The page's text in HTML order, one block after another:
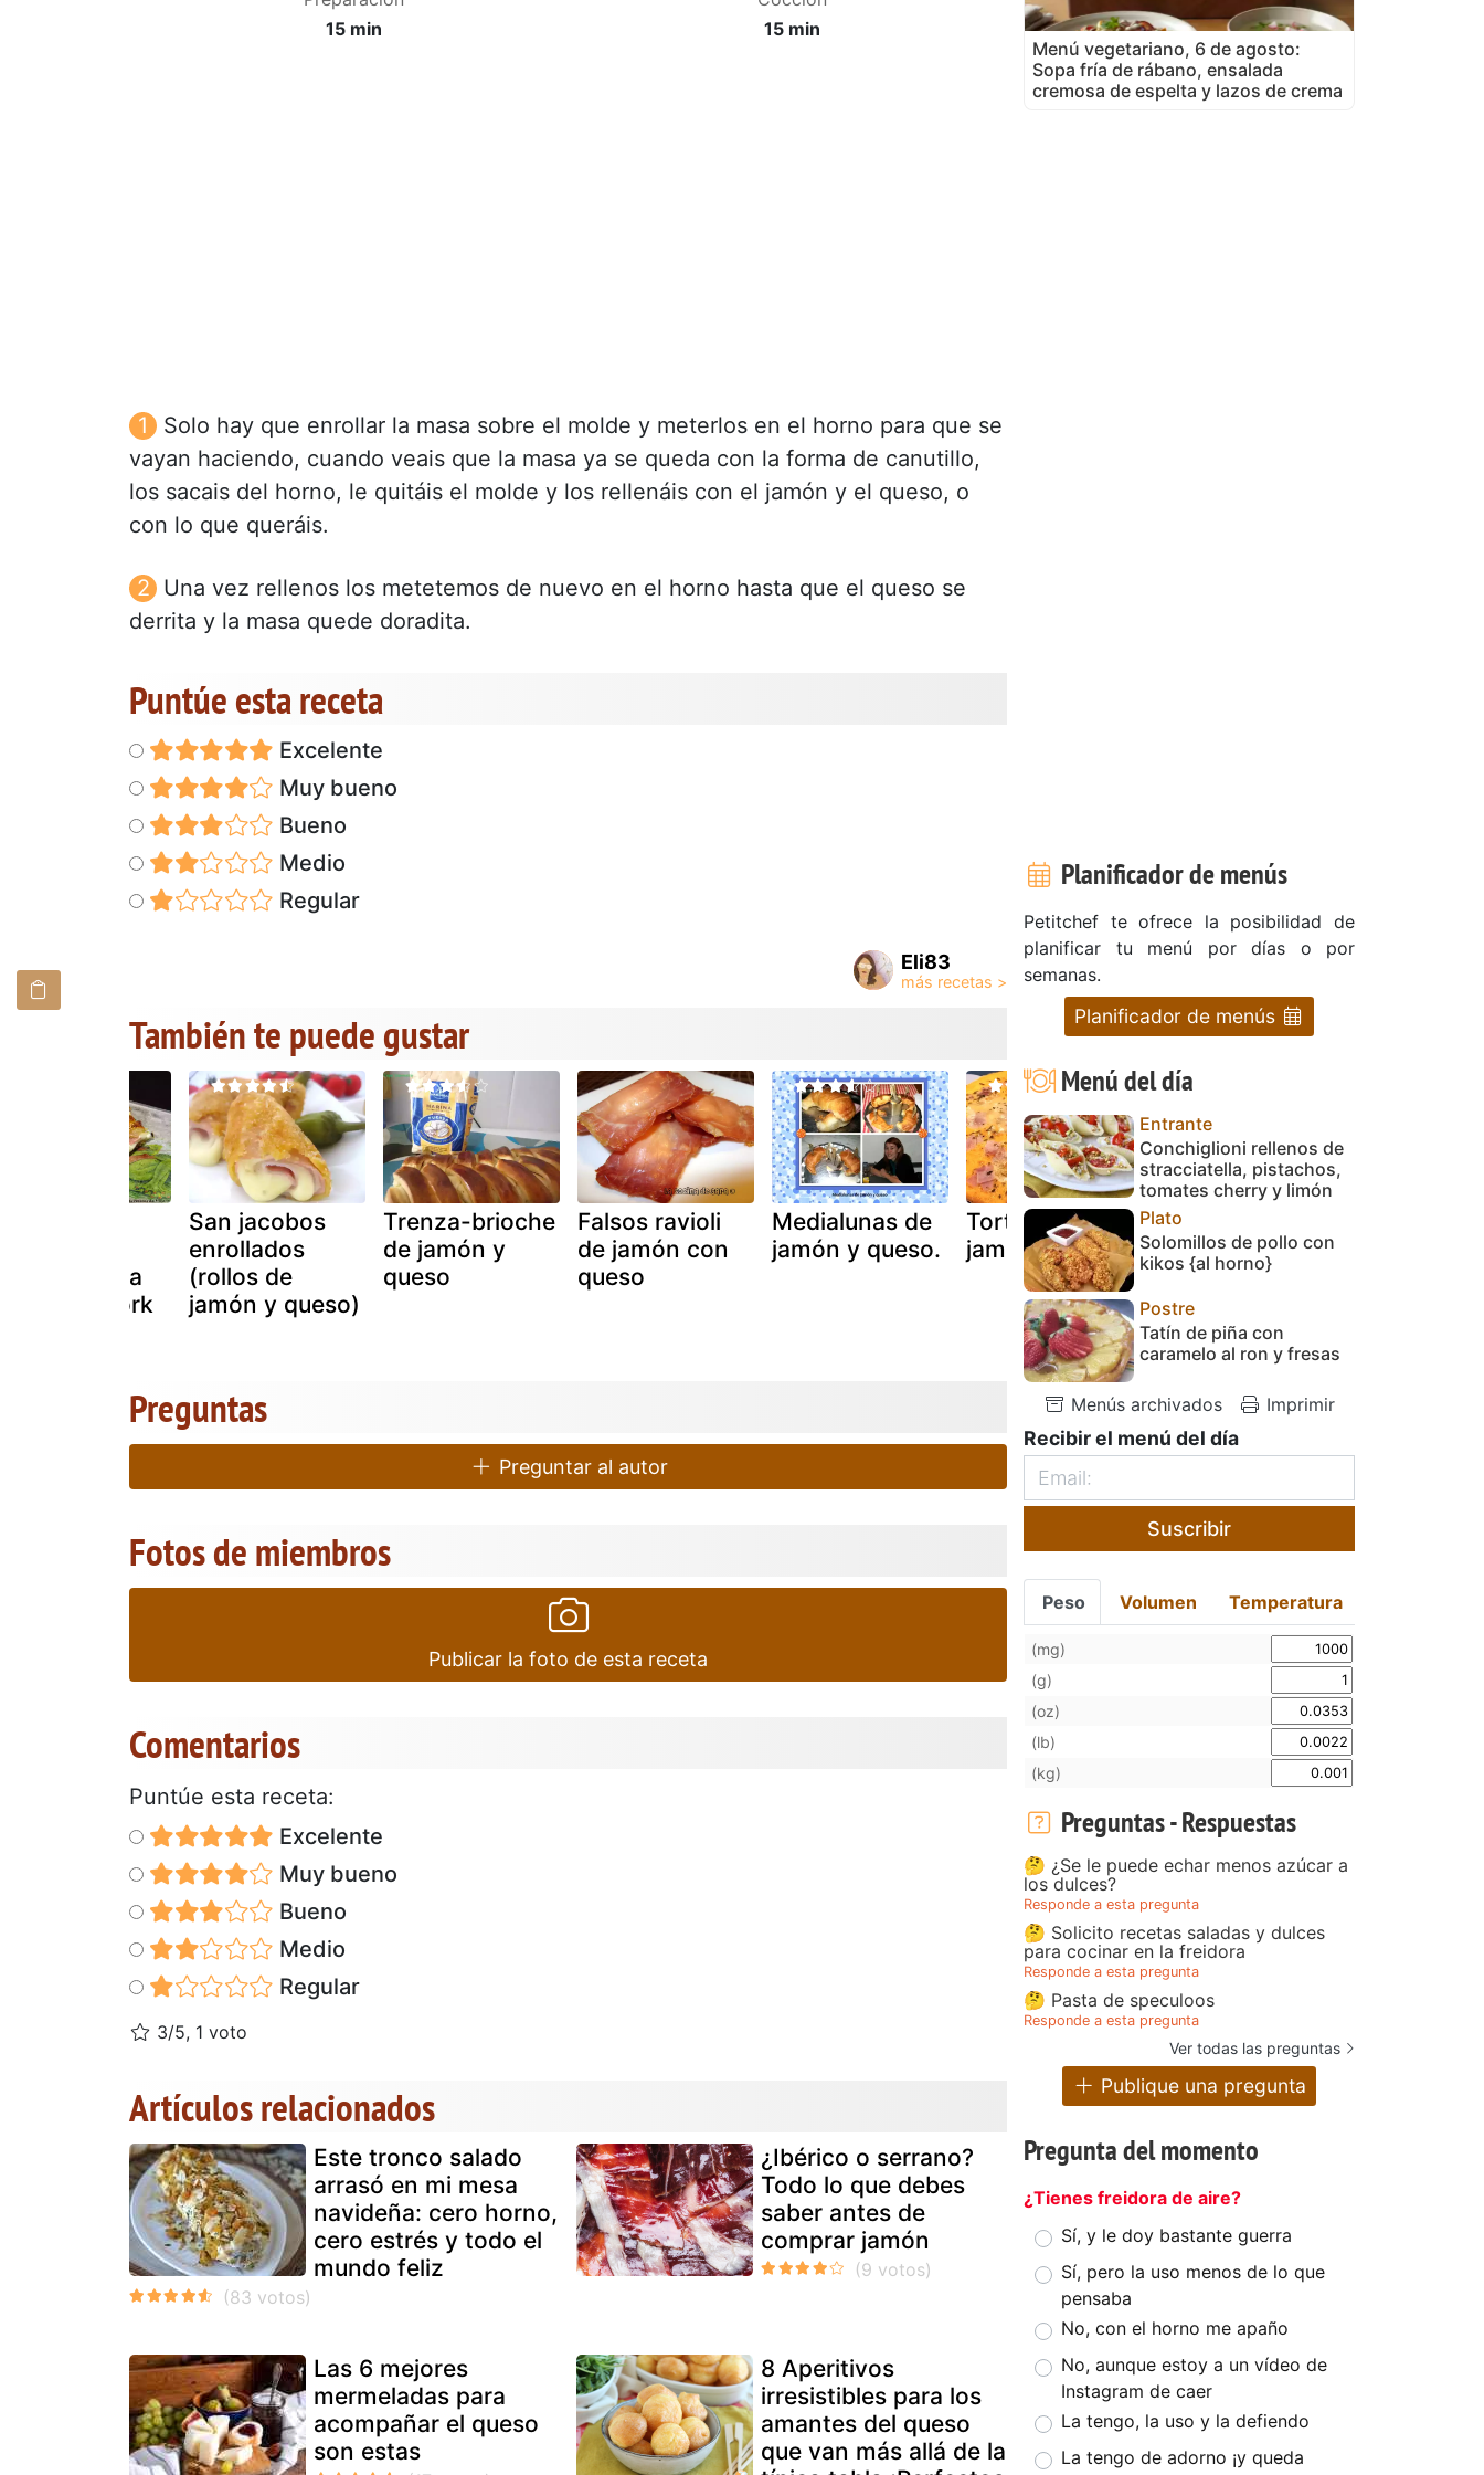
15 min
15 min
Solo hay que enrollar la masa sobre el molde y meterlos en el horno para que se
vayan haciendo, cuando veais que la masa ya se queda con la forma de canutillo,
los sacais del horno, le quitáis el molde y los rellenáis con el jamón y el queso, o
con lo que queráis.
Una vez rellenos los metetemos de nuevo en el horno hasta que el queso se
derrita y la masa quede doradita.
Puntúe esta receta
Excelente
Muy bueno
Bueno
Medio
Regular
Eli83
También te puede gustar
jamón york
San jacobos
enrollados
(rollos de
jamón y queso)
Trenza-brioche
de jamón y
queso
Falsos ravioli
de jamón con
queso
Medialunas de
jamón y queso.
Torti-pizza de
jamón y queso
Jesuitas de
jamon y queso
Preguntas
Preguntar al autor
Fotos de miembros
Publicar la foto de esta receta
Comentarios
Puntúe esta receta:
Excelente
Muy bueno
Bueno
Medio
Regular
3/5, 1 voto
Artículos relacionados
Este tronco salado
arrasó en mi mesa
navideña: cero horno,
cero estrés y todo el
mundo feliz
¿Ibérico o serrano?
Todo lo que debes
saber antes de
comprar jamón
Las 6 mejores
mermeladas para
acompañar el queso
son estas
8 Aperitivos
irresistibles para los
amantes del queso
que van más allá de la
Menú vegetariano, 6 de agosto:
Sopa fría de rábano, ensalada
cremosa de espelta y lazos de crema
Planificador de menús
Petitchef te ofrece la posibilidad de
planificar tu menú por días o por
semanas.
Planificador de menús
Menú del día
Entrante
Conchiglioni rellenos de
stracciatella, pistachos,
tomates cherry y limón
Plato
Solomillos de pollo con
kikos {al horno}
Postre
Tatín de piña con
caramelo al ron y fresas
Menús archivados Imprimir
Recibir el menú del día
Suscribir
Peso Volumen Temperatura
(mg)
(g)
(oz)
(lb)
(kg)
Preguntas - Respuestas
🤔 ¿Se le puede echar menos azúcar a
los dulces?
Responde a esta pregunta
🤔 Solicito recetas saladas y dulces
para cocinar en la freidora
Responde a esta pregunta
🤔 Pasta de speculoos
Responde a esta pregunta
Ver todas las preguntas
Publique una pregunta
Pregunta del momento
¿Tienes freidora de aire?
Sí, y le doy bastante guerra
Sí, pero la uso menos de lo que
pensaba
No, con el horno me apaño
No, aunque estoy a un vídeo de
Instagram de caer
La tengo, la uso y la defiendo
La tengo de adorno ¡y queda